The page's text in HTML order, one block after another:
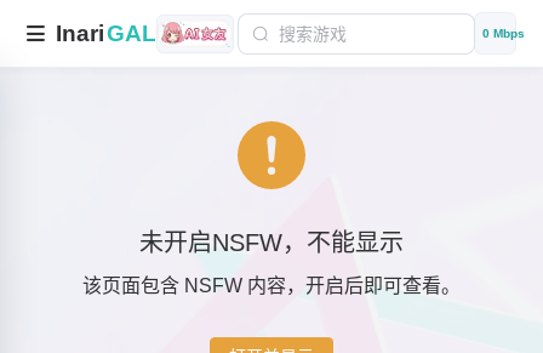
InariGAL 0 Mbps
未开启NSFW，不能显示
该页面包含 NSFW 内容，开启后即可查看。